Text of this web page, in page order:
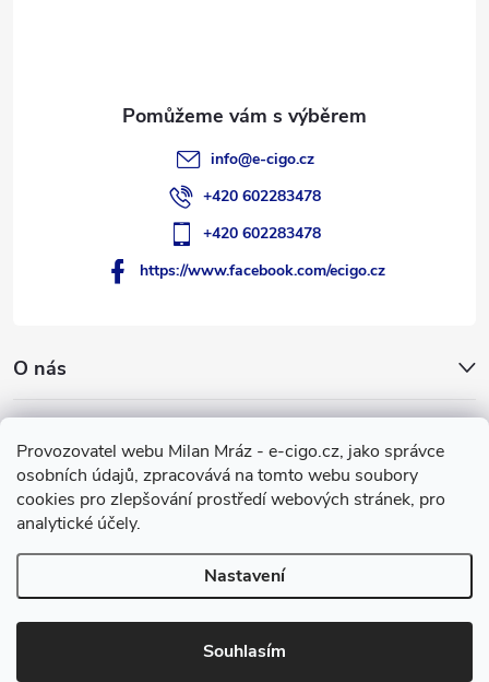
Provozovatel webu Milan Mráz - e-cigo.cz, jako správce
osobních údajů, zpracovává na tomto webu soubory
cookies pro zlepšování prostředí webových stránek, pro
analytické účely.
Nastavení
Souhlasím
O nás
Facebook
info@e-cigo.cz
+420 602283478
+420 602283478
https://www.facebook.com/ecigo.cz
Vytvořil Shoptet
Copyright 2007-2026e-cigo.cz. Všechna práva vyhrazena.